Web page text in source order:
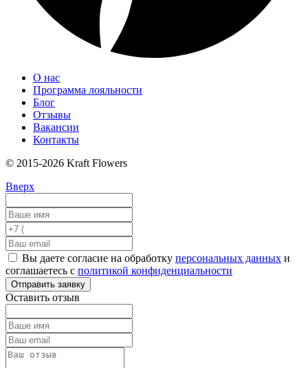
О нас
Программа лояльности
Блог
Отзывы
Вакансии
Контакты
© 2015-2026 Kraft Flowers
Вверх
Вы даете согласие на обработку персональных данных и
соглашаетесь с политикой конфиденциальности
Отправить заявку
Оставить отзыв